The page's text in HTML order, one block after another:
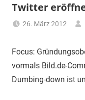
Twitter
26. März 2012
Focus:
vormals Bild.de-
Dumbing-down ist